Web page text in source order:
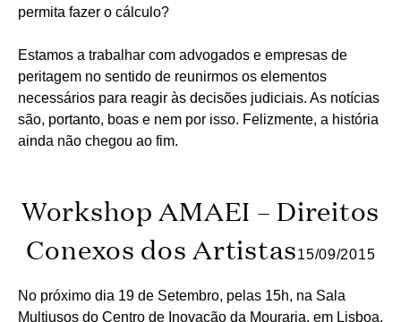
permita fazer o cálculo?
Estamos a trabalhar com advogados e empresas de
peritagem no sentido de reunirmos os elementos
necessários para reagir às decisões judiciais. As notícias
são, portanto, boas e nem por isso. Felizmente, a história
ainda não chegou ao fim.
Workshop AMAEI – Direitos
Conexos dos Artistas15/09/2015
No próximo dia 19 de Setembro, pelas 15h, na Sala
Multiusos do Centro de Inovação da Mouraria, em Lisboa,